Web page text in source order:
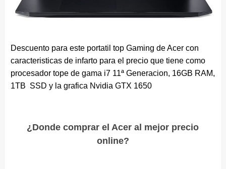
Descuento para este portatil top Gaming de Acer con
caracteristicas de infarto para el precio que tiene como
procesador tope de gama i7 11ª Generacion, 16GB RAM,
1TB SSD y la grafica Nvidia GTX 1650
¿Donde comprar el Acer al mejor precio
online?